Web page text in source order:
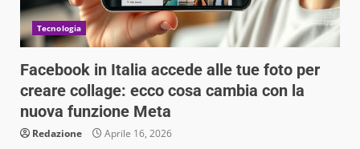
Tecnologia
Facebook in Italia accede alle tue foto per
creare collage: ecco cosa cambia con la
nuova funzione Meta
Redazione Aprile 16, 2026